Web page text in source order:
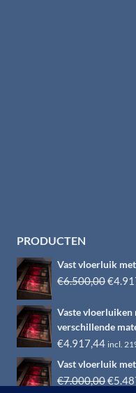
PRODUCTEN
Vast vloerluik
€6.500,00
was:
€
Vaste vloerluiken
verschillende
€4.917,44 incl.
Vast vloerluik
€7.000,00€